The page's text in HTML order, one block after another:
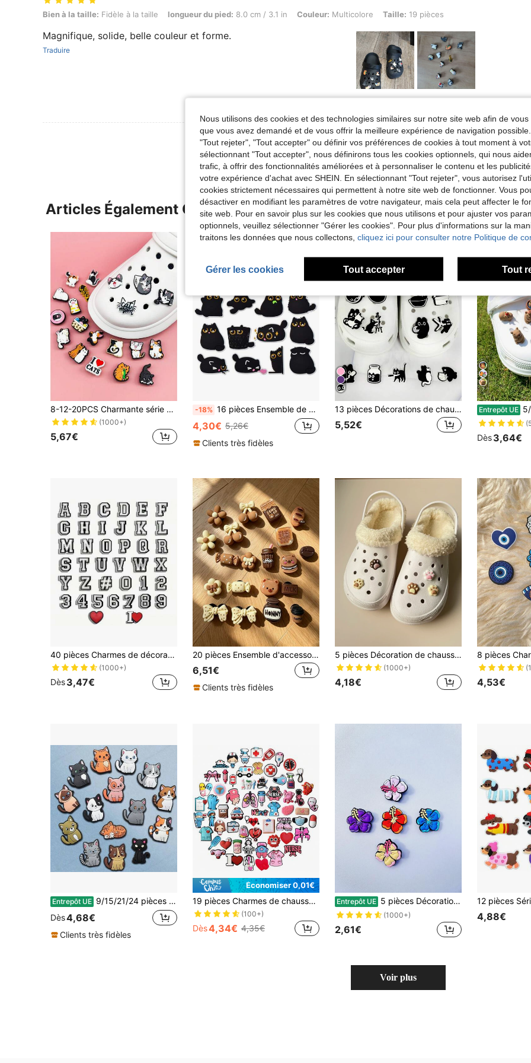
Bien à la taille: Fidèle à la taille, longueur du pied: 8.0 cm / 3.1 in, Couleur: Multicolore, Taille: 19 pièces
Bien à la taille: Fidèle à la taille longueur du pied: 8.0 cm / 3.1 in Couleur: Multicolore Taille: 19 pièces
Magnifique, solide, belle couleur et forme.
Traduire
Voir Plus D'avis
Articles Également Consultés
8-12-20PCS Charmante série de petits chats coquins avec thème de motifs charmants, conviennent pour la décoration de DIY de charmes de crocodile, étuis à stylo, sacs, accessoires de téléphones portables et cadeaux de soirée
(1000+)
5,67€
-18% 16 pièces Ensemble de breloques de chaussures chat noir aux grands yeux mignon pour sabots, glissades à bulles, sandales. Décorations de chaussures en PVC, accessoires de sac de plage, idée de cadeau pour l'anniversaire, Noël, fête d'Halloween
4,30€ 5,26€
Clients très fidèles
13 pièces Décorations de chaussures série noire chat noir DIY, sandales multifonctionnelles détachables, sabots, chaussures en gelée, boutons décoratifs pour chaussures de jardin, convient pour le port quotidien, les courses, les festivals, les fêtes, les voyages et les vacances
5,52€
7
Entrepôt UE 5/10 pièces
Dès3,64€
40 pièces Charmes de décoration DIY "To School" pour chaussures, accessoires pour sabots, chaussures de jardin et sandales
(1000+)
Dès3,47€
20 pièces Ensemble d'accessoires de chaussures en résine avec nœud cerise de dessin animé, ours café, fleur et bonbon de couleur café, décoration de chaussures DIY
6,51€
Clients très fidèles
5 pièces Décoration de chaussures en forme de patte
(1000+)
4,18€ 4,53€
Entrepôt UE 9/15/21/24 pièces Ensemble de breloques de chaussures série chat mignon, décorations de chaussures en PVC, accessoires de chaussures, idée cadeau pour anniversaire, Noël, Halloween, faveurs de fête
Dès4,68€
Clients très fidèles
Économiser 0,01€
19 pièces Charmes de chaussures série médecin, convient pour les sabots, les sandales, les motifs incluent médecin, infirmière, ambulance, bouteille de perfusion, internes, médicaments, masque, accessoires de chaussures de haute qualité populaires, cadeau parfait pour les adolescents, les hommes, les femmes et les adultes.
(100+)
Dès4,34€ 4,35€
Entrepôt UE 5 pièces Décorations de fleurs assorties pour sabots de mode DIY, convient pour les sabots, les bracelets, les cadeaux de fête, les accessoires de sandales mignonnes d'été Y2K
(1000+)
2,61€
4,88€
Voir plus
Nous utilisons des cookies et des technologies similaires sur notre site web afin de
que vous avez demandé et de vous offrir la meilleure expérience de navigation
"Tout rejeter", "Tout accepter" ou définir vos préférences de cookies à tout moment à
sélectionnant "Tout accepter", nous définirons tous les cookies optionnels, qui nous
trafic, à offrir des fonctionnalités améliorées et à personnaliser le contenu et les
votre expérience d'achat avec SHEIN. En sélectionnant "Tout rejeter", vous autorisez
cookies strictement nécessaires qui permettent à notre site web de fonctionner. Vous
désactiver en modifiant les paramètres de votre navigateur, mais cela peut affecter le
site web. Pour en savoir plus sur les cookies que nous utilisons et pour ajuster vos
optionnels, veuillez sélectionner "Gérer les cookies". Pour plus d'informations sur la
traitons les données que nous collectons, cliquez ici pour consulter notre Politique de
Gérer les cookies Tout accepter Tout